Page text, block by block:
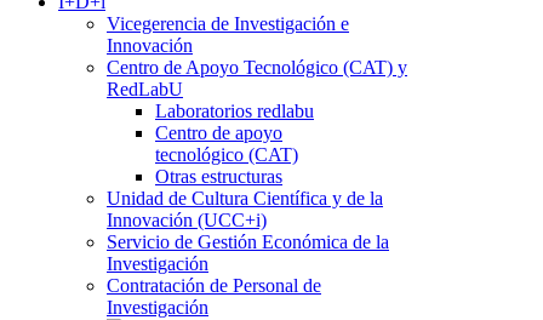
Vicegerencia de Investigación e
Innovación
Centro de Apoyo Tecnológico (CAT) y
RedLabU
Laboratorios redlabu
Centro de apoyo
tecnológico (CAT)
Otras estructuras
Unidad de Cultura Científica y de la
Innovación (UCC+i)
Servicio de Gestión Económica de la
Investigación
Contratación de Personal de
Investigación